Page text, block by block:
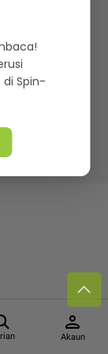
person
Akaun
sensasi
Berhad
Spin-